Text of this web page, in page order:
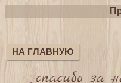
НА ГЛАВНУЮ